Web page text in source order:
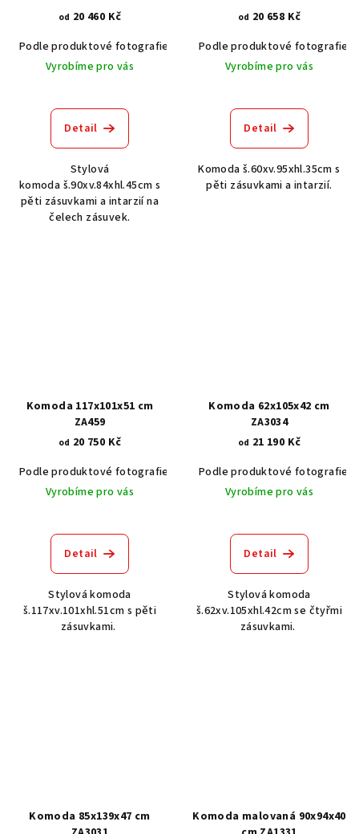
od 20 460 Kč
Podle produktové fotografie
Akát vintage BT1551
Dub světlý
Vyrobíme pro vás
Detail
Stylová
komoda š.90xv.84xhl.45cm s
pěti zásuvkami a intarzií na
čelech zásuvek.
od 20 658 Kč
Podle produktové fotografie
Vyrobíme pro vás
Detail
Komoda š.60xv.95xhl.35cm s
pěti zásuvkami a intarzií.
Komoda 117x101x51 cm
ZA459
od 20 750 Kč
Podle produktové fotografie
Akát vintage BT1551
Dub světlý
Vyrobíme pro vás
Detail
Stylová komoda
š.117xv.101xhl.51cm s pěti
zásuvkami.
Komoda 62x105x42 cm
ZA3034
od 21 190 Kč
Podle produktové fotografie
Vyrobíme pro vás
Detail
Stylová komoda
š.62xv.105xhl.42cm se čtyřmi
zásuvkami.
Komoda 85x139x47 cm
Komoda malovaná 90x94x40